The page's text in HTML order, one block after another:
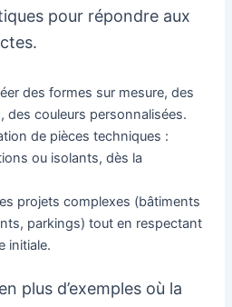
pour répondre aux
des formes sur mesure, des
des couleurs personnalisées.
de pièces techniques :
ou isolants, dès la
projets complexes (bâtiments
parkings) tout en respectant
initiale.
plus d’exemples où la